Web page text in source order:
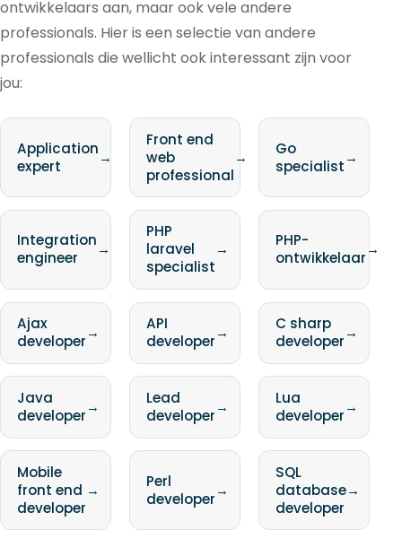
ontwikkelaars aan, maar ook vele andere
professionals. Hier is een selectie van andere
professionals die wellicht ook interessant zijn voor
jou:
Application
expert
→
Front end
web
professional
→
Go
specialist→
Integration
engineer
→
PHP
laravel
specialist
→
PHP-
ontwikkelaar→
Ajax
developer→
API
developer→
C sharp
developer→
Java
developer→
Lead
developer→
Lua
developer→
Mobile
front end
developer
→
Perl
developer→
SQL
database
developer
→